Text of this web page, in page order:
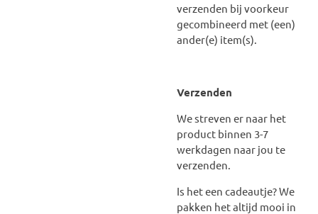
verzenden bij voorkeur
gecombineerd met (een)
ander(e) item(s).
Verzenden
We streven er naar het
product binnen 3-7
werkdagen naar jou te
verzenden.
Is het een cadeautje? We
pakken het altijd mooi in